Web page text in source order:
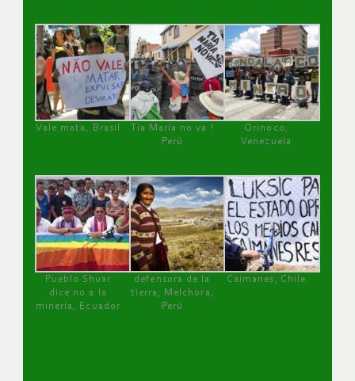
Vale mata, Brasil
Tía María no va !
Perú
Orinoco,
Venezuela
Pueblo Shuar
dice no a la
minería, Ecuador
defensora de la
tierra, Melchora,
Perú
Caimanes, Chile